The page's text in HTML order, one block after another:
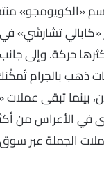
«الكويومجو»
«كابالي
حركة. وإلى جانب
ذهب بالجرام
بينما تبقى عملات
في الأعراس من
الجملة عبر